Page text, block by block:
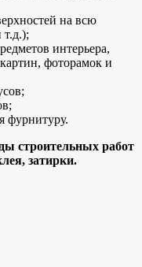
на всю
т.д.);
интерьера,
фоторамок и
фурнитуру.
строительных работ
затирки.